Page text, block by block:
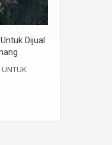
Dijual
UNTUK